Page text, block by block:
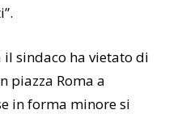
sindaco ha vietato di
piazza Roma a
in forma minore si